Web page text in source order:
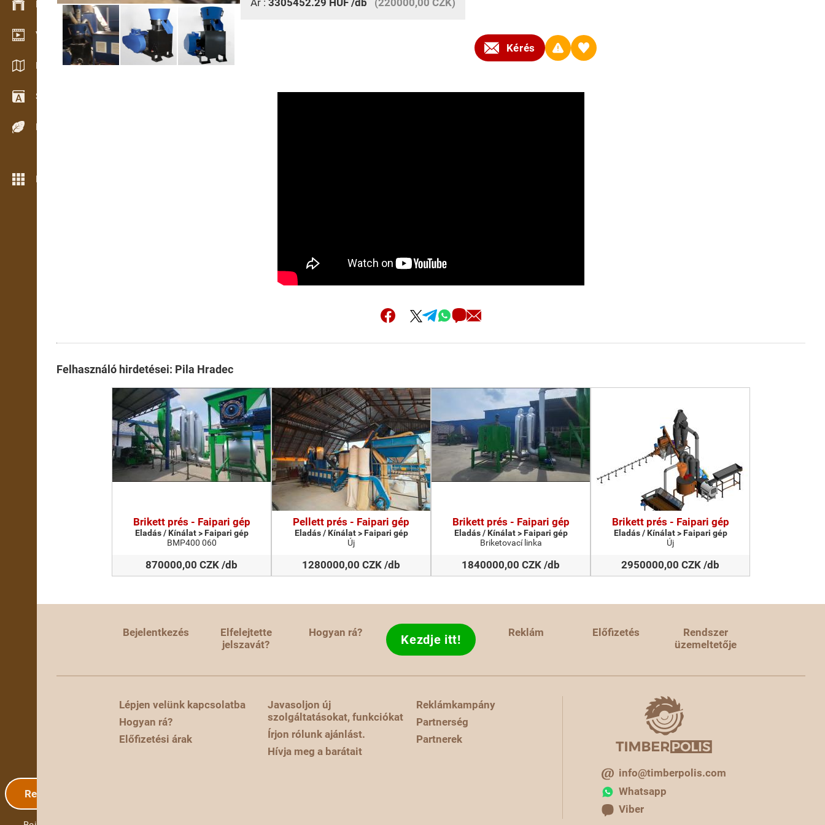
Készlet kezelés
Video bemutatóterem
Katalógusok / Prospektusok
Szótár
Fafajok
Még több funkció
Regisztráció
Ár : 3305452.29 HUF /db (220000,00 CZK)
Kérés
Felhasználó hirdetései: Pila Hradec
Brikett prés - Faipari gép
Eladás / Kínálat > Faipari gép
BMP400 060
870000,00 CZK /db
Pellett prés - Faipari gép
Eladás / Kínálat > Faipari gép
Új
1280000,00 CZK /db
Brikett prés - Faipari gép
Eladás / Kínálat > Faipari gép
Briketovací linka
1840000,00 CZK /db
Brikett prés - Faipari gép
Eladás / Kínálat > Faipari gép
Új
2950000,00 CZK /db
Bejelentkezés
Elfelejtette
jelszavát?
Hogyan rá? Kezdje itt! Reklám Előfizetés
Rendszer
üzemeltetője
Lépjen velünk kapcsolatba
Hogyan rá?
Előfizetési árak
Javasoljon új
szolgáltatásokat, funkciókat
Írjon rólunk ajánlást.
Hívja meg a barátait
Reklámkampány
Partnerség
Partnerek
info@timberpolis.com
Whatsapp
Viber